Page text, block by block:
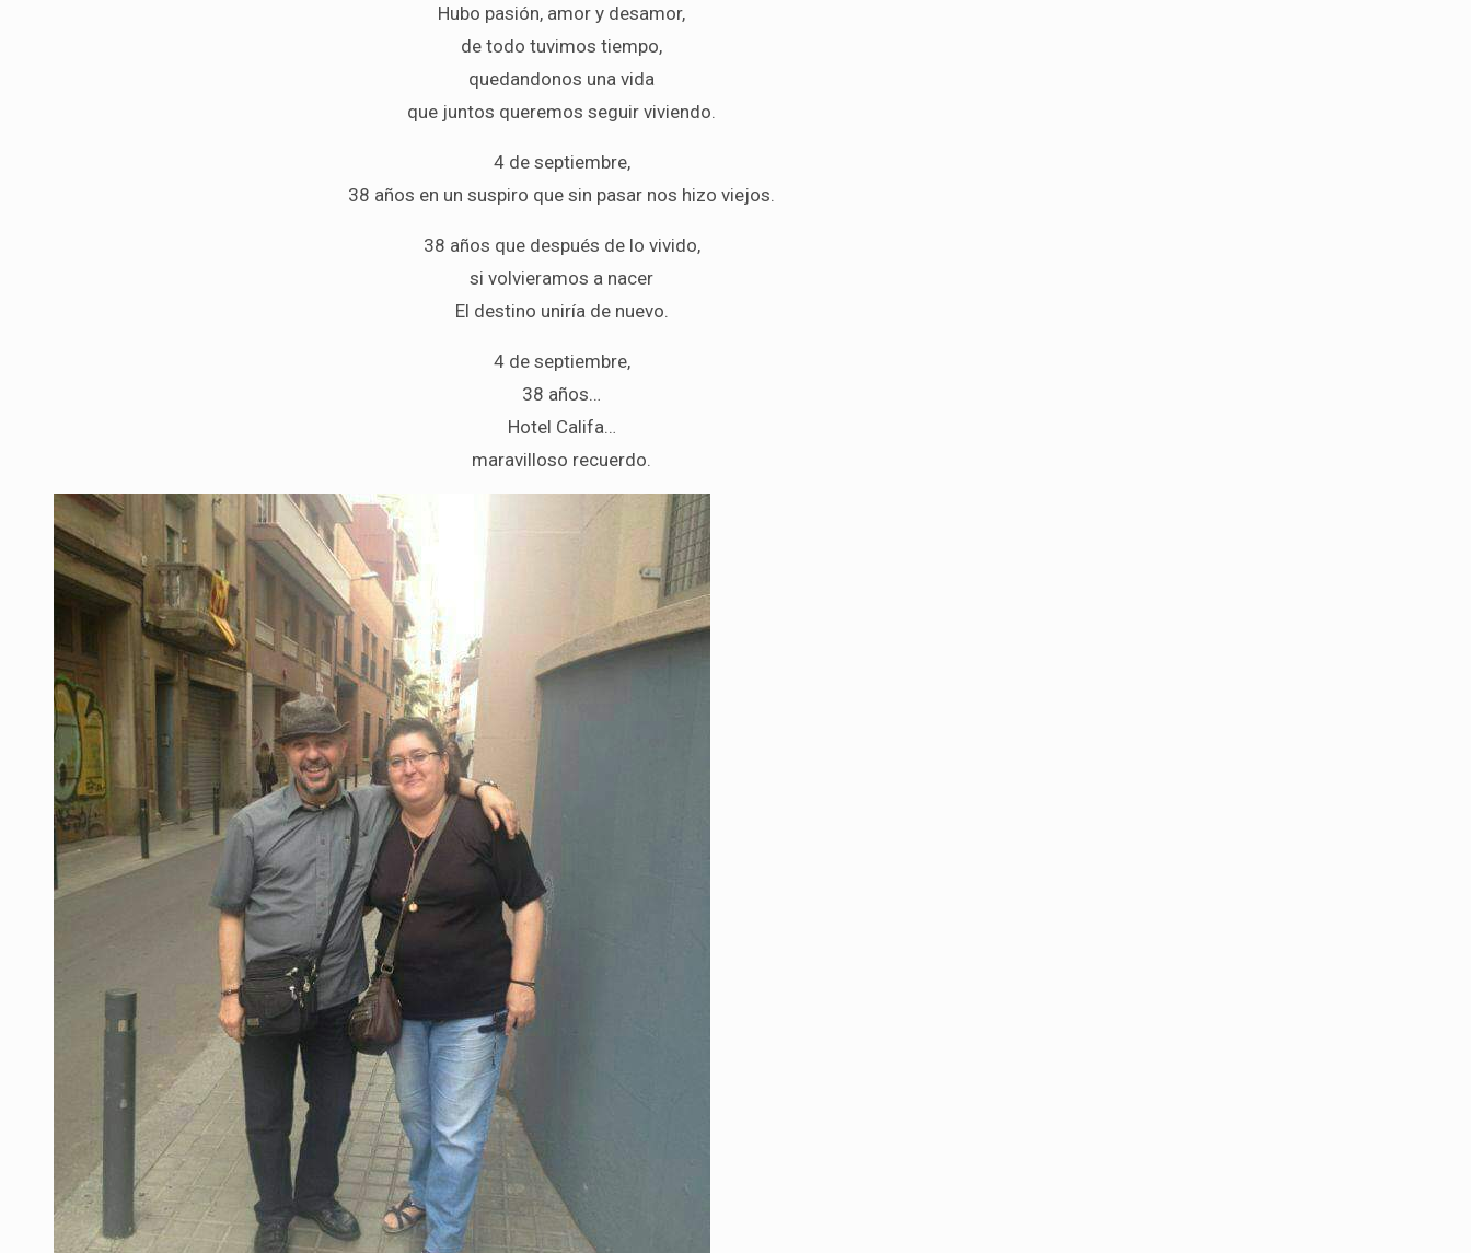
Hubo pasión, amor y desamor,
de todo tuvimos tiempo,
quedandonos una vida
que juntos queremos seguir viviendo.
4 de septiembre,
38 años en un suspiro que sin pasar nos hizo viejos.
38 años que después de lo vivido,
si volvieramos a nacer
El destino uniría de nuevo.
4 de septiembre,
38 años…
Hotel Califa…
maravilloso recuerdo.